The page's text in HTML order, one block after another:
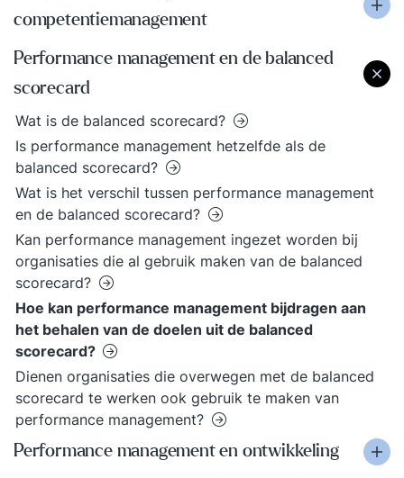
competentiemanagement
Performance management en de balanced
scorecard
Wat is de balanced scorecard?
Is performance management hetzelfde als de
balanced scorecard?
Wat is het verschil tussen performance management
en de balanced scorecard?
Kan performance management ingezet worden bij
organisaties die al gebruik maken van de balanced
scorecard?
Hoe kan performance management bijdragen aan
het behalen van de doelen uit de balanced
scorecard?
Dienen organisaties die overwegen met de balanced
scorecard te werken ook gebruik te maken van
performance management?
Performance management en ontwikkeling